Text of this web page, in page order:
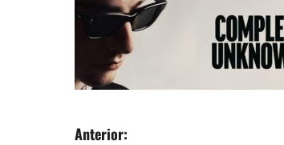
Anterior: